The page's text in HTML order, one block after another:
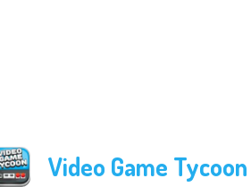
Video Game Tycoon